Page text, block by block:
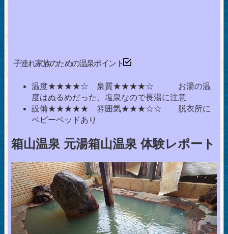
子連れ家族のための温泉ポイント
温度★★★★☆ 泉質★★★★☆ お湯の温
度はぬるめだった、塩泉なので長湯に注意
設備★★★★★ 雰囲気★★★☆☆ 脱衣所に
ベビーベッドあり
箱山温泉 元湯箱山温泉 体験レポート